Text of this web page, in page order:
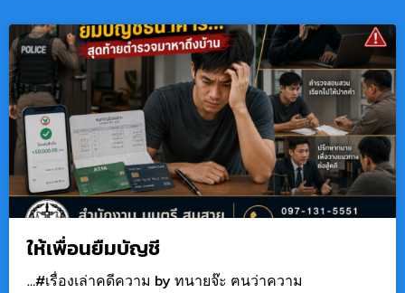
ให้เพื่อนยืมบัญชี
…#เรื่องเล่าคดีความ by ทนายจ๊ะ ฅนว่าความ